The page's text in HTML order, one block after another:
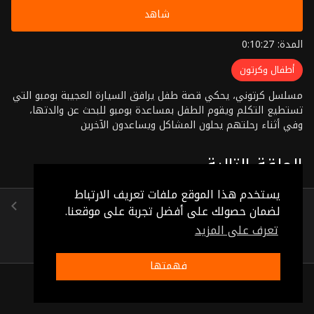
يستخدم هذا الموقع ملفات تعريف الارتباط
لضمان حصولك على أفضل تجربة على موقعنا.
تعرف على المزيد
فهمتها
شاهد
المدة: 0:10:27
أطفال وكرتون
مسلسل كرتوني، يحكي قصة طفل يرافق السيارة العجيبة بومبو التي
تستطيع التكلم ويقوم الطفل بمساعدة بومبو للبحث عن والدتها،
وفي أثناء رحلتهم يحلون المشاكل ويساعدون الآخرين
الحلقة التالية
الحلقة 87
(0:10:25)